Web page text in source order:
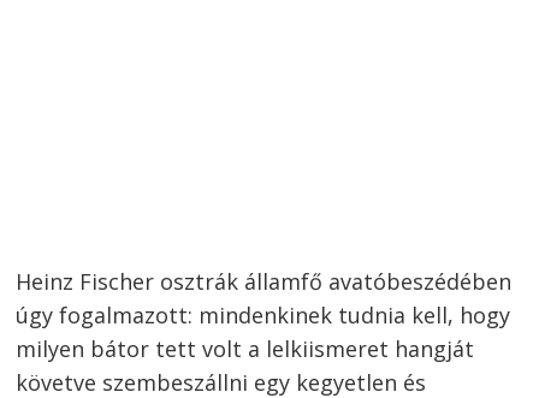
Heinz Fischer osztrák államfő avatóbeszédében
úgy fogalmazott: mindenkinek tudnia kell, hogy
milyen bátor tett volt a lelkiismeret hangját
követve szembeszállni egy kegyetlen és